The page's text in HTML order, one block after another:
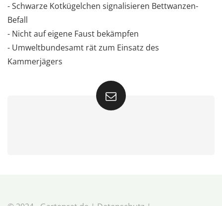
- Schwarze Kotkügelchen signalisieren Bettwanzen-
Befall
- Nicht auf eigene Faust bekämpfen
- Umweltbundesamt rät zum Einsatz des
Kammerjägers